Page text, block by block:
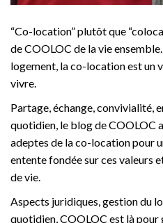
“Co-location” plutôt que
de COOLOC de la vie
logement, la co-location est un
vivre.
Partage, échange, convivialité,
quotidien, le blog de COOLOC
adeptes de la co-location pour
entente fondée sur ces valeurs
de vie.
Aspects juridiques, gestion du
quotidien, COOLOC est là